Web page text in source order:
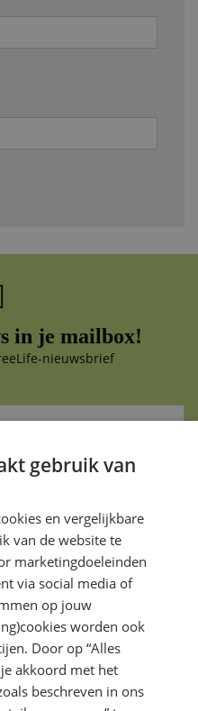
in je mailbox!
nieuwsbrief
niet gedeeld met anderen
gebruik van
en vergelijkbare
van de website te
marketingdoeleinden
via social media of
op jouw
worden ook
Door op “Alles
akkoord met het
beschreven in ons